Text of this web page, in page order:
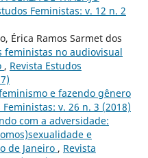
Feministas: v. 12 n. 2
Érica Ramos Sarmet dos
feministas no audiovisual
, Revista Estudos
e fazendo gênero
Feministas: v. 26 n. 3 (2018)
com a adversidade:
e
de Janeiro , Revista